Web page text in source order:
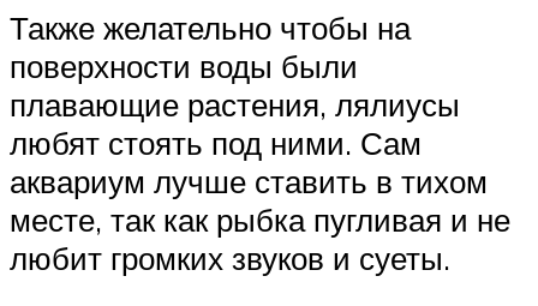
Также желательно чтобы на
поверхности воды были
плавающие растения, лялиусы
любят стоять под ними. Сам
аквариум лучше ставить в тихом
месте, так как рыбка пугливая и не
любит громких звуков и суеты.